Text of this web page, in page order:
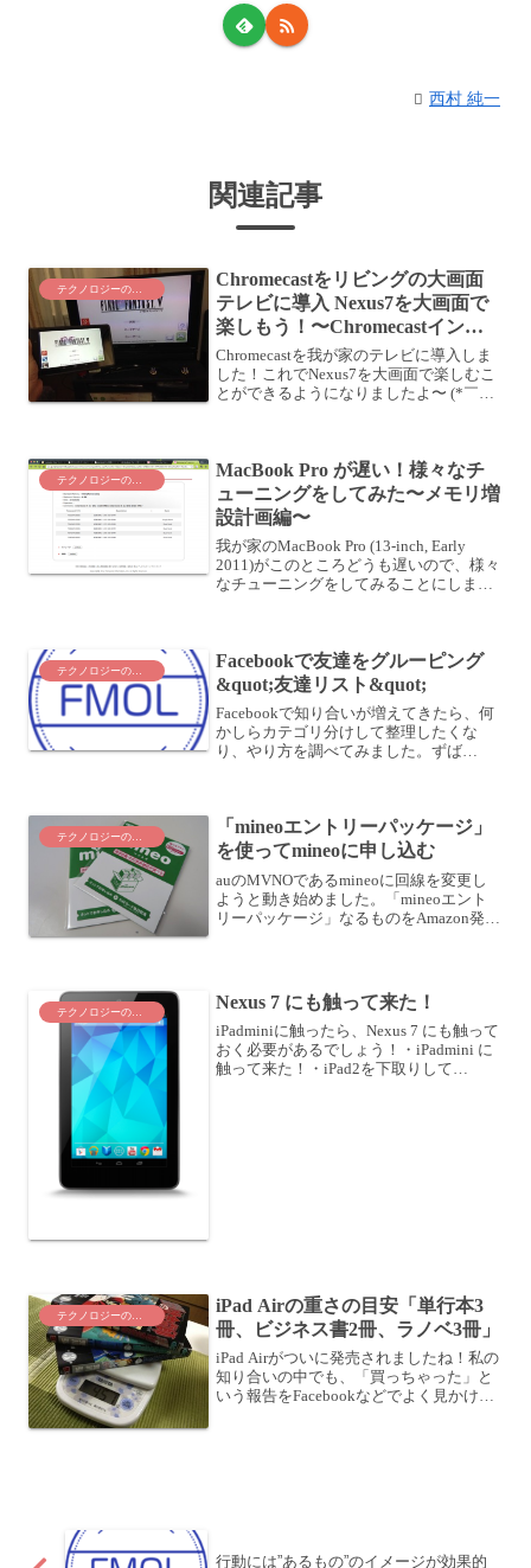
西村 純一
関連記事
Chromecastをリビングの大画面
テレビに導入 Nexus7を大画面で
楽しもう！〜Chromecastインス
トール編〜
Chromecastを我が家のテレビに導入しま
した！これでNexus7を大画面で楽しむこ
とができるようになりましたよ〜 (*￣▽
MacBook Pro が遅い！様々なチ
ューニングをしてみた〜メモリ増
設計画編〜
我が家のMacBook Pro (13-inch, Early
2011)がこのところどうも遅いので、様々
なチューニングをしてみることにしまし
Facebookで友達をグルーピング
&quot;友達リスト&quot;
Facebookで知り合いが増えてきたら、何
かしらカテゴリ分けして整理したくな
り、やり方を調べてみました。ずば
参加者"、...
テクノロジーのこと
「mineoエントリーパッケージ」
を使ってmineoに申し込む
auのMVNOであるmineoに回線を変更し
ようと動き始めました。「mineoエント
リーパッケージ」なるものをAmazon発見
Nexus 7 にも触って来た！
iPadminiに触ったら、Nexus 7 にも触って
おく必要があるでしょう！・iPadmini に
触って来た！・iPad2を下取りして
iPad Airの重さの目安「単行本3
冊、ビジネス書2冊、ラノベ3冊」
iPad Airがついに発売されましたね！私の
知り合いの中でも、「買っちゃった」と
いう報告をFacebookなどでよく見かけま
行動には”あるもの”のイメージが効果的